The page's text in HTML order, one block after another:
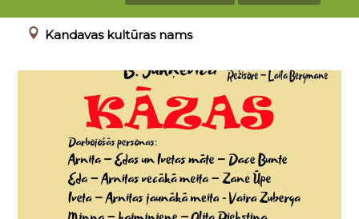
Kandavas kultūras nams